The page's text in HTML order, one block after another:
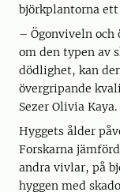
björkplantorna
– Ögonviveln och
om den typen av
dödlighet, kan
övergripande
Sezer Olivia Kaya.
Hyggets ålder
Forskarna
andra vivlar, på
hyggen med